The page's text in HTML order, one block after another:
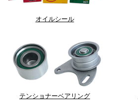
オイルシール
テンショナーベアリング